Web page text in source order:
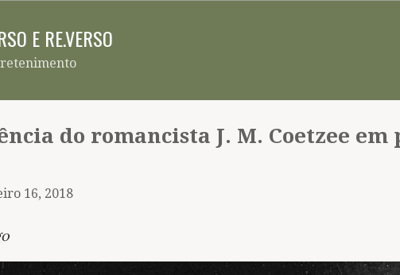
E RE.VERSO
do romancista J. M. Coetzee em
16, 2018